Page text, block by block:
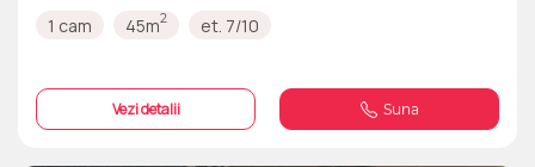
1 cam
45m2 et. 7/10
Vezi detalii Suna